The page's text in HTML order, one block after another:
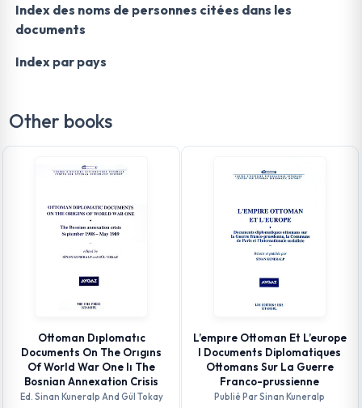
Index des noms de personnes citées dans les
documents
Index par pays
Other books
Ottoman Dıplomatıc
Documents On The Orıgıns
Of World War One Iı The
Bosnian Annexation Crisis
Ed. Sinan Kuneralp And Gül Tokay
L’empıre Ottoman Et L’europe
I Documents Diplomatiques
Ottomans Sur La Guerre
Franco-prussienne
Publié Par Sinan Kuneralp